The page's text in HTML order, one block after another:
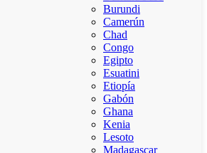
Burundi
Camerún
Chad
Congo
Egipto
Esuatini
Etiopía
Gabón
Ghana
Kenia
Lesoto
Madagascar